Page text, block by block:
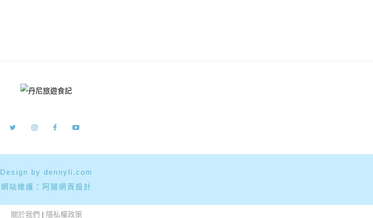
Design by dennyli.com
網站維護： 阿腸網頁設計
關於我們 | 隱私權政策